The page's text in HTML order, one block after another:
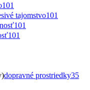
101
tajomstvo101
101
101
dopravné prostriedky35